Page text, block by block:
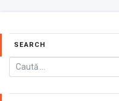
SEARCH